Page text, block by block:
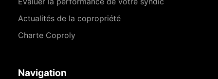
Actualités de la copropriété
Charte Coproly
Navigation